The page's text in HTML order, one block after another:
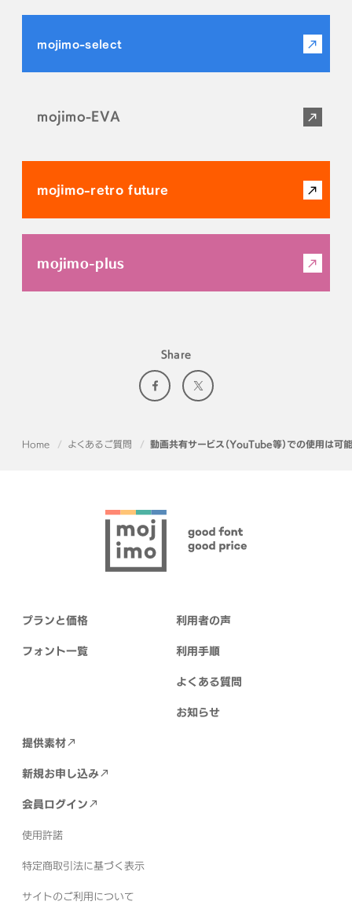
mojimo-select
mojimo-EVA
mojimo-retro future
mojimo-plus
Share
Home よくあるご質問 動画共有サービス（YouTube等）での使用は可
プランと価格
フォント一覧
利用者の声
利用手順
よくある質問
お知らせ
提供素材
新規お申し込み
会員ログイン
使用許諾
特定商取引法に基づく表示
サイトのご利用について